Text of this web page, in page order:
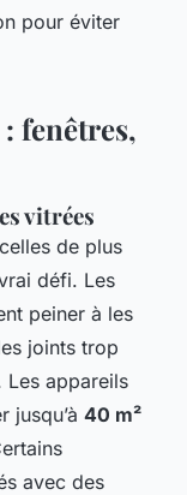
pour éviter
fenêtres,
vitrées
de plus
défi. Les
peiner à les
joints trop
Les appareils
jusqu’à 40 m²
avec des